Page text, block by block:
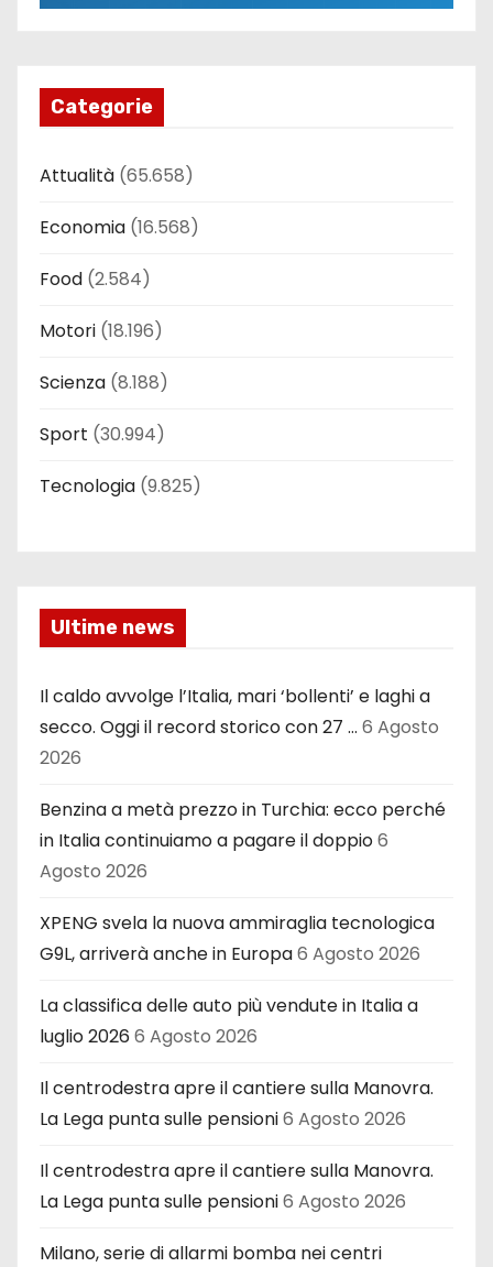
Categorie
Attualità (65.658)
Economia (16.568)
Food (2.584)
Motori (18.196)
Scienza (8.188)
Sport (30.994)
Tecnologia (9.825)
Ultime news
Il caldo avvolge l’Italia, mari ‘bollenti’ e laghi a
secco. Oggi il record storico con 27 … 6 Agosto
2026
Benzina a metà prezzo in Turchia: ecco perché
in Italia continuiamo a pagare il doppio6
Agosto 2026
XPENG svela la nuova ammiraglia tecnologica
G9L, arriverà anche in Europa6 Agosto 2026
La classifica delle auto più vendute in Italia a
luglio 2026 6 Agosto 2026
Il centrodestra apre il cantiere sulla Manovra.
La Lega punta sulle pensioni6 Agosto 2026
Il centrodestra apre il cantiere sulla Manovra.
La Lega punta sulle pensioni6 Agosto 2026
Milano, serie di allarmi bomba nei centri